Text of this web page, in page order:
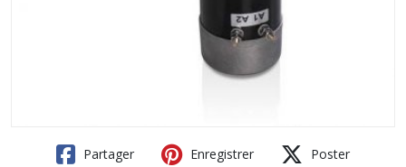
Partager Enregistrer Poster